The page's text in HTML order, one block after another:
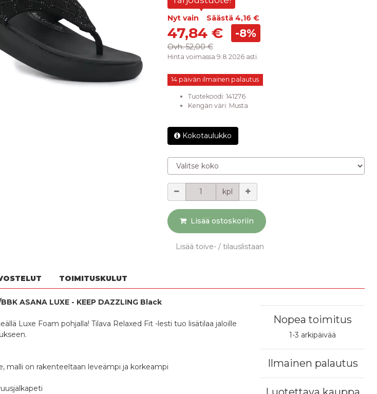
Nyt vain Säästä 4,16 €
47,84 €
Ovh. 52,00 €
-8%
Hinta voimassa 9.8.2026 asti.
14 päivän ilmainen palautus
Tuotekoodi: 141276
Kengän väri: Musta
Kokotaulukko
Valitse koko
Määrä
kpl
Lisää ostoskoriin
Lisää toive- / tilauslistaan
TOIMITUSKULUT
ASANA LUXE - KEEP DAZZLING Black
Luxe Foam pohjalla! Tilava Relaxed Fit -lesti tuo lisätilaa jaloille
malli on rakenteeltaan leveämpi ja korkeampi
Nopea toimitus
1-3 arkipäivää
Ilmainen palautus